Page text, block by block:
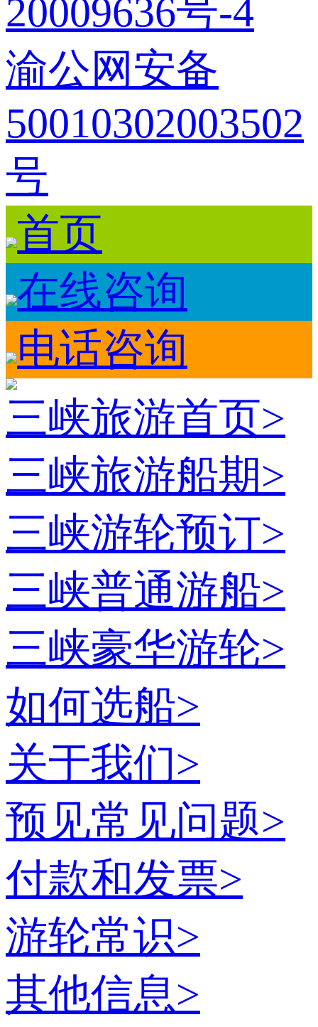
20009636号-4
渝公网安备
50010302003502
号
首页
在线咨询
电话咨询
三峡旅游首页>
三峡旅游船期>
三峡游轮预订>
三峡普通游船>
三峡豪华游轮>
如何选船>
关于我们>
预见常见问题>
付款和发票>
游轮常识>
其他信息>